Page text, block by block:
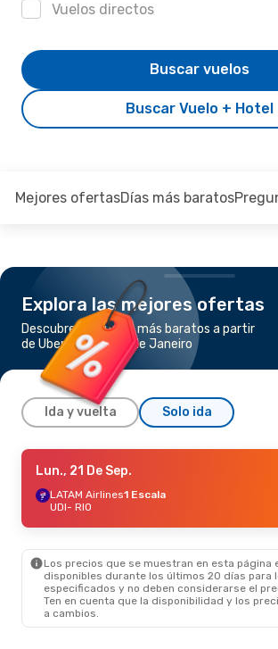
Vuelos directos
Buscar Vuelo + Hotel
Buscar vuelos
Mejores ofertasDías más baratos
Explora las mejores ofertas
Descubre los vuelos más baratos a partir
de Uberlandia a Río de Janeiro
Ida y vuelta Solo ida
Lun., 21 De Sep.
LATAM Airlines1 Escala
UDI- RIO
RIO- UDI
Lun., 21 De Sep.
LATAM Airlines1 Escala
UDI- RIO
Los precios que se muestran en esta página
disponibles durante los últimos 20 días para
especificados y no deben considerarse el
Ten en cuenta que la disponibilidad y los
a cambios.